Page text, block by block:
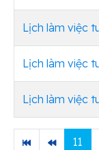
Lịch làm việc
Lịch làm việc
Lịch làm việc
11